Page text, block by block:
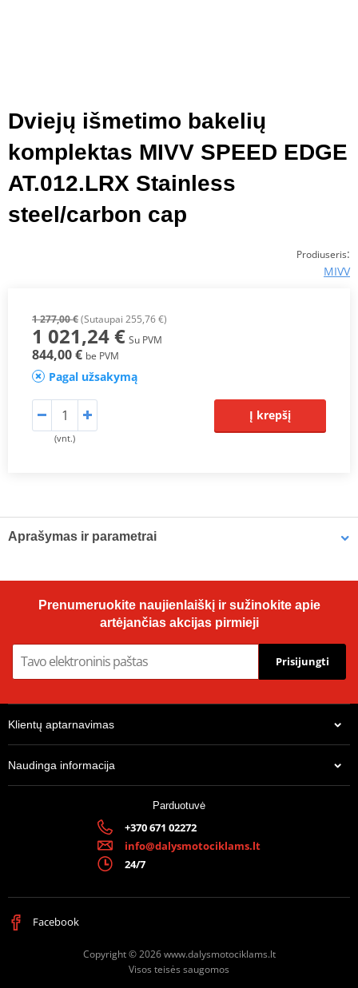
Dviejų išmetimo bakelių
komplektas MIVV SPEED EDGE
AT.012.LRX Stainless
steel/carbon cap
Prodiuseris:
MIVV
1 277,00 €(Sutaupai 255,76 €)
1 021,24 € Su PVM
844,00 € be PVM
Pagal užsakymą
(vnt.)
Į krepšį
Aprašymas ir parametrai
APPROVAL
ECE approved
kit
it keeps the OE kat
Line
SPORT
Pozicija
ORIGINAL
Noise emissions EC
approval
Gas emissions EC
ECE approved
Prenumeruokite naujienlaiškį ir sužinokite apie
artėjančias akcijas pirmieji
Prisijungti
Klientų aptarnavimas
Naudinga informacija
Parduotuvė
+370 671 02272
info@dalysmotociklams.lt
24/7
Facebook
Copyright © 2026 www.dalysmotociklams.lt
Visos teisės saugomos